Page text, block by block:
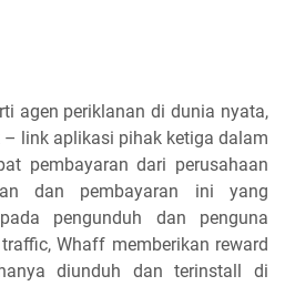
agen periklanan di dunia nyata,
link aplikasi pihak ketiga dalam
pembayaran dari perusahaan
dan pembayaran ini yang
pengunduh dan penguna
Whaff memberikan reward
diunduh dan terinstall di